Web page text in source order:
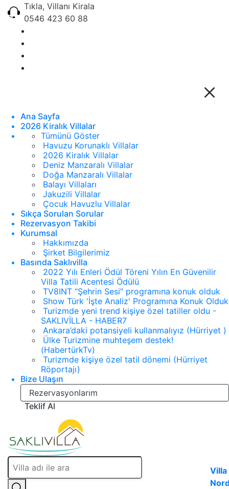
Tıkla, Villanı Kirala
0546 423 60 88
Ana Sayfa
2026 Kiralık Villalar
Tümünü Göster
Havuzu Korunaklı Villalar
2026 Kiralık Villalar
Deniz Manzaralı Villalar
Doğa Manzaralı Villalar
Balayı Villaları
Jakuzili Villalar
Çocuk Havuzlu Villalar
Sıkça Sorulan Sorular
Rezervasyon Takibi
Kurumsal
Hakkımızda
Şirket Bilgilerimiz
Basında Saklıvilla
2022 Yılı Enleri Ödül Töreni Yılın En Güvenilir
Villa Tatili Acentesi Ödülü
TV8INT “Şehrin Sesi” programına konuk olduk
Show Türk 'İşte Analiz' Programına Konuk Olduk
Turizmde yeni trend kişiye özel tatiller oldu -
SAKLIVİLLA - HABER7
Ankara’daki potansiyeli kullanmalıyız (Hürriyet )
Ülke Turizmine muhteşem destek!
(HabertürkTv)
Turizmde kişiye özel tatil dönemi (Hürriyet
Röportajı)
Bize Ulaşın
Rezervasyonlarım
Teklif Al
Villa